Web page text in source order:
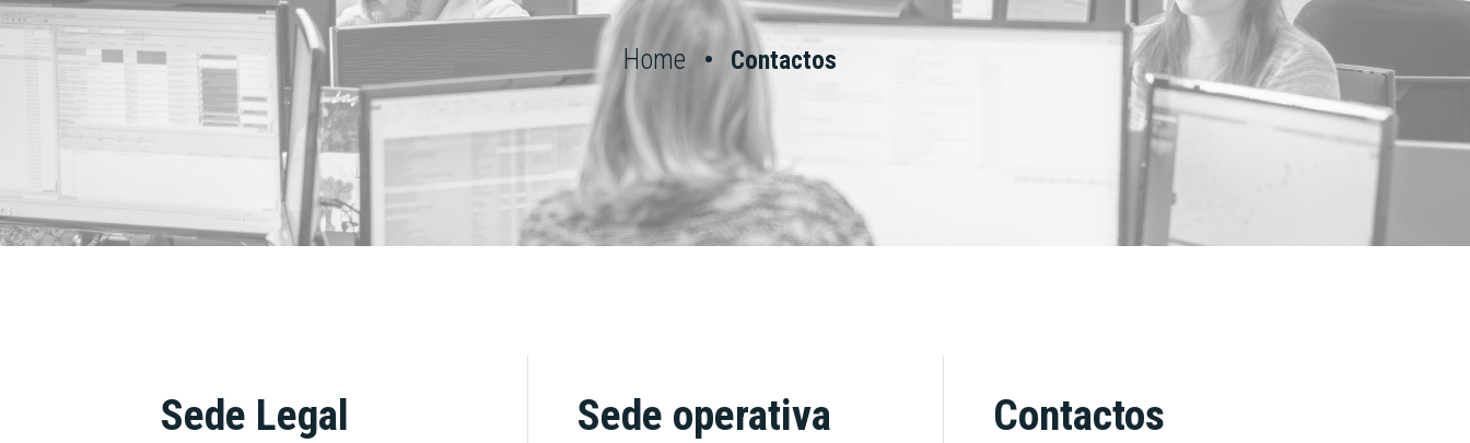
Home Contactos
Sede Legal Sede operativa Contactos